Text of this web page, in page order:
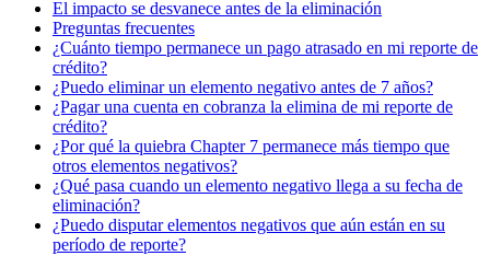
El impacto se desvanece antes de la eliminación
Preguntas frecuentes
¿Cuánto tiempo permanece un pago atrasado en mi reporte de
crédito?
¿Puedo eliminar un elemento negativo antes de 7 años?
¿Pagar una cuenta en cobranza la elimina de mi reporte de
crédito?
¿Por qué la quiebra Chapter 7 permanece más tiempo que
otros elementos negativos?
¿Qué pasa cuando un elemento negativo llega a su fecha de
eliminación?
¿Puedo disputar elementos negativos que aún están en su
período de reporte?